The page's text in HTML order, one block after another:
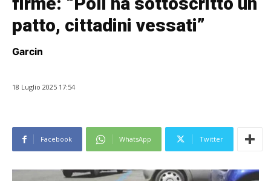
patto, cittadini vessati”
Garcin
18 Luglio 2025 17:54
Facebook WhatsApp Twitter